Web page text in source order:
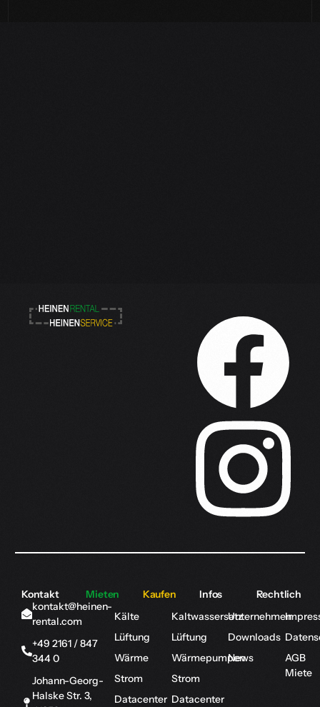
Kontakt
kontakt@heinen-
rental.com
+49 2161 / 847
344 0
Johann-Georg-
Halske Str. 3,
Mieten
Kälte
Lüftung
Wärme
Strom
Datacenter
Kaufen
Kaltwassersatz
Lüftung
Wärmepumpen
Strom
Datacenter
Infos
Unternehmen
Downloads
News
Rechtlich
AGB
Miete